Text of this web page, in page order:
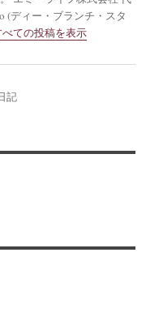
(ディー・ブランチ・スタ
ての投稿を表示
記